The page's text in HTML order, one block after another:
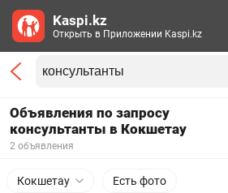
Объявления по запросу
консультанты в Кокшетау
2 объявления
Кокшетау Есть фото
Kaspi.kz
Открыть в Приложении Kaspi.kz